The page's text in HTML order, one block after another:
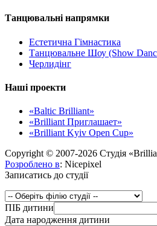
Танцювальні напрямки
Естетична Гімнастика
Танцювальне Шоу (Show
Черлидінг
Наші проекти
«Baltic Brilliant»
«Brilliant Приглашает»
«Brilliant Kyiv Open Cup»
Copyright © 2007-2026 Студія
Розроблено в: Nicepixel
Записатись до студії
ПІБ дитини
Дата народження дитини